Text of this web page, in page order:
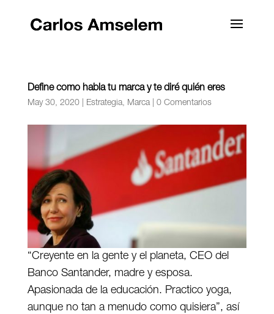
Define como habla tu marca y te diré quién eres
May 30, 2020| Estrategia, Marca| 0 Comentarios
“Creyente en la gente y el planeta, CEO del
Banco Santander, madre y esposa.
Apasionada de la educación. Practico yoga,
aunque no tan a menudo como quisiera”, así